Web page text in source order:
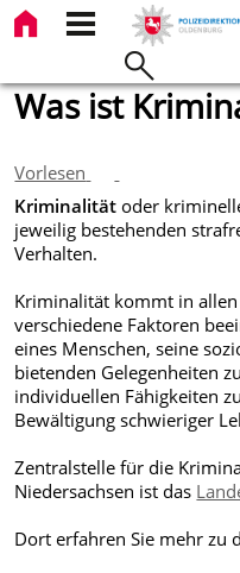
Was ist
Vorlesen
Kriminalität oder
jeweilig bestehenden
Verhalten.
Kriminalität kommt in
verschiedene Faktoren
eines Menschen, seine
bietenden Gelegenheiten
individuellen Fähigkeiten
Bewältigung schwieriger
Zentralstelle für die
Niedersachsen ist das
Dort erfahren Sie mehr zu